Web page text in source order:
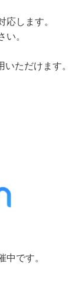
します。
い。
ただけます。
中です。